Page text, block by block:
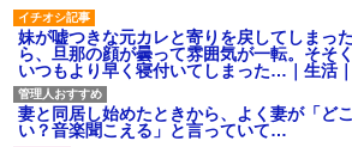
妹が嘘つきな元カレと寄りを戻してしまっ
ら、旦那の顔が曇って雰囲気が一転。そそ
いつもより早く寝付いてしまった…｜生活
妻と同居し始めたときから、よく妻が「ど
い？音楽聞こえる」と言っていて…